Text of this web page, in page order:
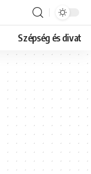
Szépség és divat